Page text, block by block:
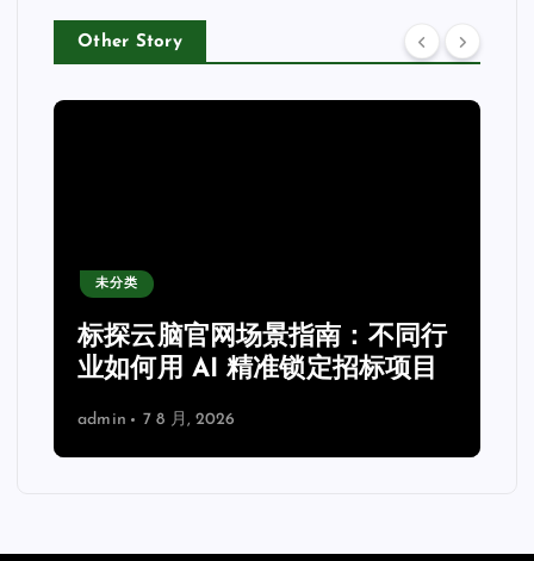
Other Story
未分类
标探云脑官网场景指南：不同行
业如何用 AI 精准锁定招标项目
admin 7 8 月, 2026